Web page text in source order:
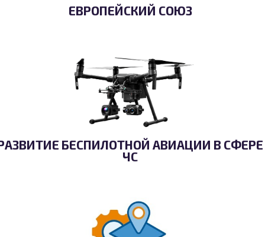
ЕВРОПЕЙСКИЙ СОЮЗ
БЕСПИЛОТНОЙ АВИАЦИИ В СФЕРЕ
ЧС